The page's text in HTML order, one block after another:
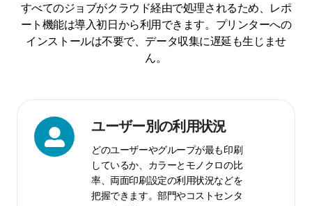
すべてのジョブがクラウド経由で処理されるため、レポ
ート機能は導入初日から利用できます。プリンターへの
インストールは不要で、データ収集に遅延も生じませ
ん。
ユーザー別の利用状況
どのユーザーやグループが最も印刷
しているか、カラーとモノクロの比
率、両面印刷設定の利用状況などを
把握できます。部門やコストセンタ
ユ
ー
ザ